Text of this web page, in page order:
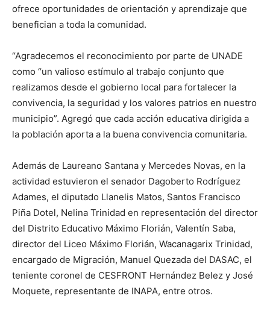
ofrece oportunidades de orientación y aprendizaje que
benefician a toda la comunidad.
“Agradecemos el reconocimiento por parte de UNADE
como “un valioso estímulo al trabajo conjunto que
realizamos desde el gobierno local para fortalecer la
convivencia, la seguridad y los valores patrios en nuestro
municipio”. Agregó que cada acción educativa dirigida a
la población aporta a la buena convivencia comunitaria.
Además de Laureano Santana y Mercedes Novas, en la
actividad estuvieron el senador Dagoberto Rodríguez
Adames, el diputado Llanelis Matos, Santos Francisco
Piña Dotel, Nelina Trinidad en representación del director
del Distrito Educativo Máximo Florián, Valentín Saba,
director del Liceo Máximo Florián, Wacanagarix Trinidad,
encargado de Migración, Manuel Quezada del DASAC, el
teniente coronel de CESFRONT Hernández Belez y José
Moquete, representante de INAPA, entre otros.